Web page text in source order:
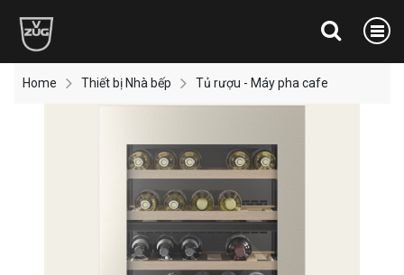
Home Thiết bị Nhà bếp Tủ rượu - Máy pha cafe